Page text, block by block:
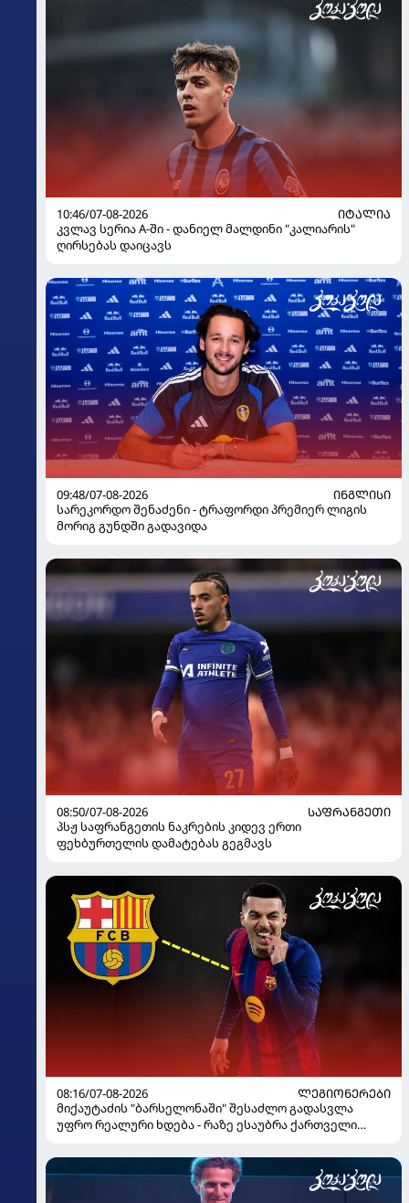
10:46/07-08-2026
ᲘᲢᲐᲚᲘᲐ
კვლავ სერია A-ში - დანიელ მალდინი "კალიარის"
ღირსებას დაიცავს
09:48/07-08-2026
ᲘᲜᲒᲚᲘᲡᲘ
სარეკორდო შენაძენი - ტრაფორდი პრემიერ ლიგის
მორიგ გუნდში გადავიდა
08:50/07-08-2026
ᲡᲐᲤᲠᲐᲜᲒᲔᲗᲘ
პსჟ საფრანგეთის ნაკრების კიდევ ერთი
ფეხბურთელის დამატებას გეგმავს
08:16/07-08-2026
ᲚᲔᲒᲘᲝᲜᲔᲠᲔᲑᲘ
მიქაუტაძის "ბარსელონაში" შესაძლო გადასვლა
უფრო რეალური ხდება - რაზე ესაუბრა ქართველი